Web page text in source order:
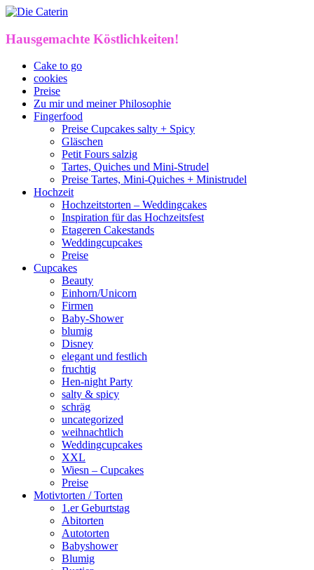
Hausgemachte Köstlichkeiten!
Cake to go
cookies
Preise
Zu mir und meiner Philosophie
Fingerfood
Preise Cupcakes salty + Spicy
Gläschen
Petit Fours salzig
Tartes, Quiches und Mini-Strudel
Preise Tartes, Mini-Quiches + Ministrudel
Hochzeit
Hochzeitstorten – Weddingcakes
Inspiration für das Hochzeitsfest
Etageren Cakestands
Weddingcupcakes
Preise
Cupcakes
Beauty
Einhorn/Unicorn
Firmen
Baby-Shower
blumig
Disney
elegant und festlich
fruchtig
Hen-night Party
salty & spicy
schräg
uncategorized
weihnachtlich
Weddingcupcakes
XXL
Wiesn – Cupcakes
Preise
Motivtorten / Torten
1.er Geburtstag
Abitorten
Autotorten
Babyshower
Blumig